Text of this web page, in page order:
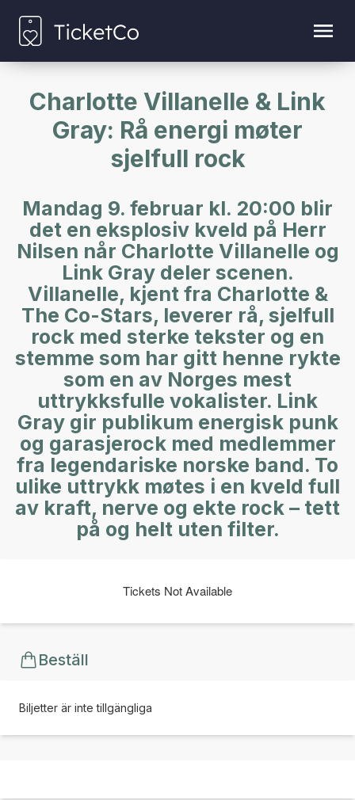
Charlotte Villanelle & Link
Gray: Rå energi møter
sjelfull rock
Mandag 9. februar kl. 20:00 blir
det en eksplosiv kveld på Herr
Nilsen når Charlotte Villanelle og
Link Gray deler scenen.
Villanelle, kjent fra Charlotte &
The Co-Stars, leverer rå, sjelfull
rock med sterke tekster og en
stemme som har gitt henne rykte
som en av Norges mest
uttrykksfulle vokalister. Link
Gray gir publikum energisk punk
og garasjerock med medlemmer
fra legendariske norske band. To
ulike uttrykk møtes i en kveld full
av kraft, nerve og ekte rock – tett
på og helt uten filter.
Tickets Not Available
Beställ
Biljetter är inte tillgängliga